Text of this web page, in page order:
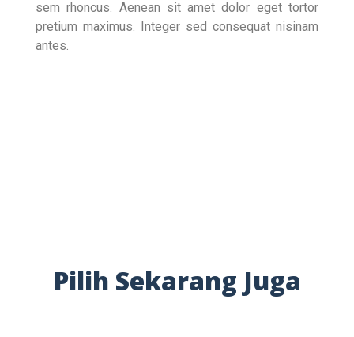
sem rhoncus. Aenean sit amet dolor eget tortor
pretium maximus. Integer sed consequat nisinam
antes.
Pilih Sekarang Juga